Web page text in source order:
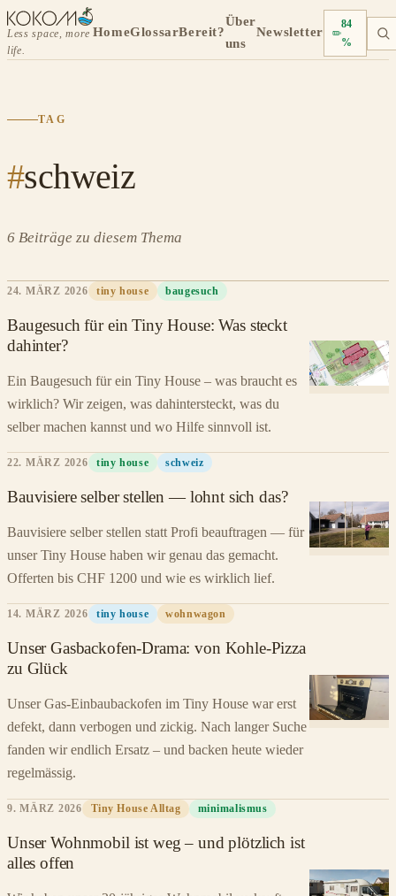
Less space, more
life.
HomeGlossarBereit?
Über
uns
Newsletter
84
%
TAG
#schweiz
6 Beiträge zu diesem Thema
24. MÄRZ 2026 tiny house baugesuch
Baugesuch für ein Tiny House: Was steckt
dahinter?
Ein Baugesuch für ein Tiny House – was braucht es
wirklich? Wir zeigen, was dahintersteckt, was du
selber machen kannst und wo Hilfe sinnvoll ist.
22. MÄRZ 2026 tiny house schweiz
Bauvisiere selber stellen — lohnt sich das?
Bauvisiere selber stellen statt Profi beauftragen — für
unser Tiny House haben wir genau das gemacht.
Offerten bis CHF 1200 und wie es wirklich lief.
14. MÄRZ 2026 tiny house wohnwagon
Unser Gasbackofen-Drama: von Kohle-Pizza
zu Glück
Unser Gas-Einbaubackofen im Tiny House war erst
defekt, dann verbogen und zickig. Nach langer Suche
fanden wir endlich Ersatz – und backen heute wieder
regelmässig.
9. MÄRZ 2026 Tiny House Alltag minimalismus
Unser Wohnmobil ist weg – und plötzlich ist
alles offen